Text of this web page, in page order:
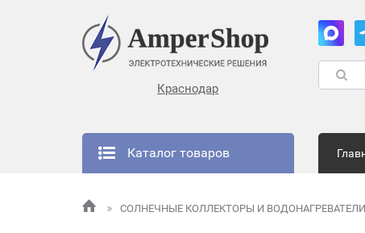
Краснодар
Каталог товаров
СОЛНЕЧНЫЕ КОЛЛЕКТОРЫ И ВОДОНАГРЕВАТЕЛИ